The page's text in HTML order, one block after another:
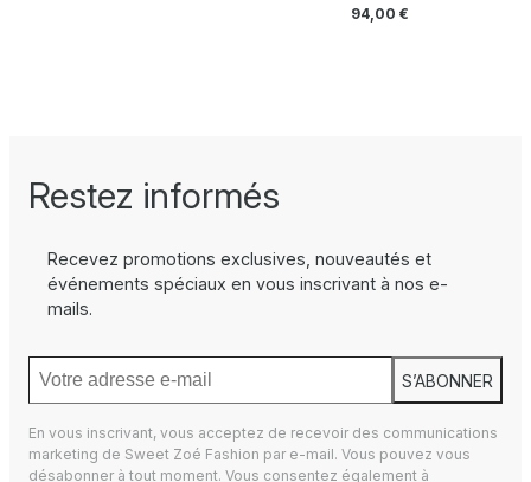
94,00 €
Restez informés
Recevez promotions exclusives, nouveautés et
événements spéciaux en vous inscrivant à nos e-
mails.
S’ABONNER
En vous inscrivant, vous acceptez de recevoir des communications
marketing de Sweet Zoé Fashion par e-mail. Vous pouvez vous
désabonner à tout moment. Vous consentez également à